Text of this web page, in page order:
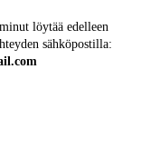
löytää edelleen
sähköpostilla: